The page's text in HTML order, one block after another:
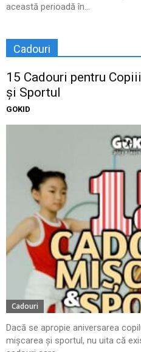
această perioadă în...
Cadouri
15 Cadouri pentru
și Sportul
GOKID
Cadouri
Dacă se apropie aniversarea
mișcarea și sportul, nu uita că